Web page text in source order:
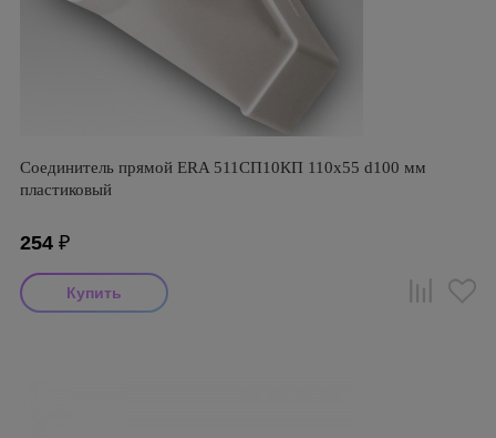
Соединитель прямой ERA 511СП10КП 110х55 d100 мм
пластиковый
254 ₽